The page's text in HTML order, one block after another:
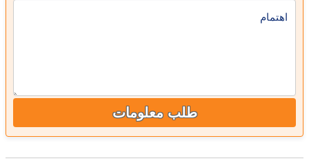
اهتمام
طلب معلومات